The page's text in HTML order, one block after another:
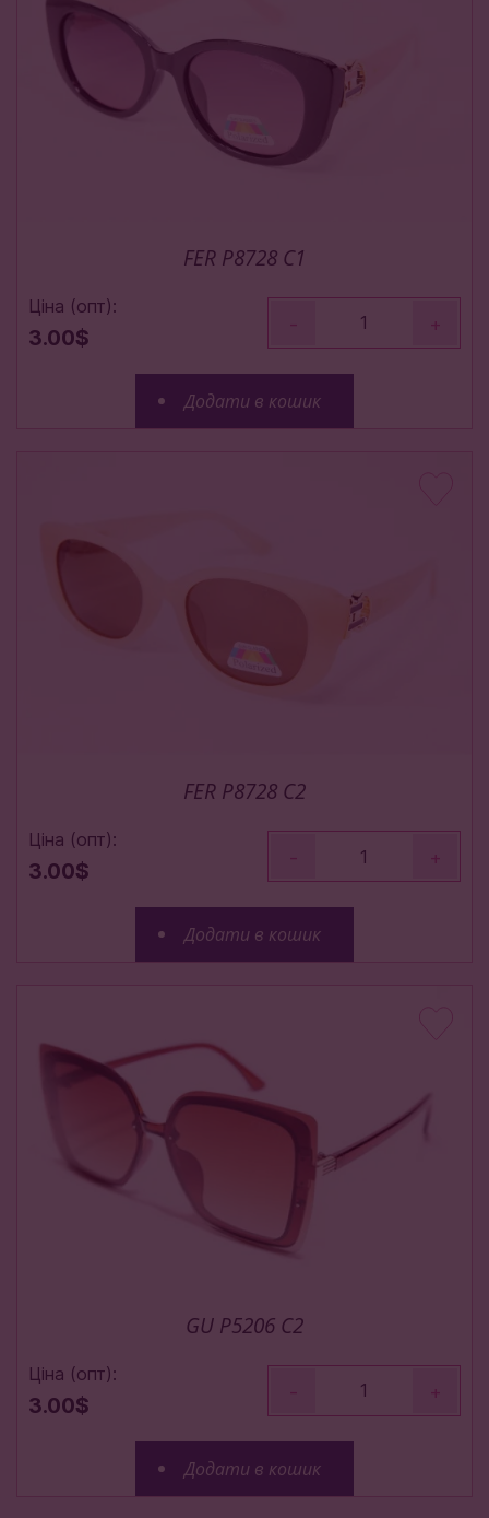
FER P8728 C1
Ціна (опт):
3.00$
- +
Додати в кошик
FER P8728 C2
Ціна (опт):
3.00$
- +
Додати в кошик
GU P5206 C2
Ціна (опт):
3.00$
- +
Додати в кошик